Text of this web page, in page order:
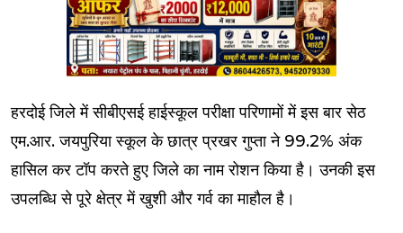
हरदोई जिले में सीबीएसई हाईस्कूल परीक्षा परिणामों में इस बार सेठ
एम.आर. जयपुरिया स्कूल के छात्र प्रखर गुप्ता ने 99.2% अंक
हासिल कर टॉप करते हुए जिले का नाम रोशन किया है। उनकी इस
उपलब्धि से पूरे क्षेत्र में खुशी और गर्व का माहौल है।